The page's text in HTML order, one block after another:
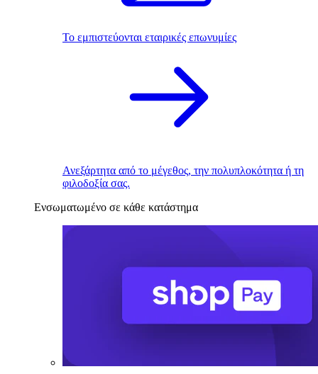
Το εμπιστεύονται εταιρικές επωνυμίες
Ανεξάρτητα από το μέγεθος, την πολυπλοκότητα ή τη
φιλοδοξία σας.
Ενσωματωμένο σε κάθε κατάστημα